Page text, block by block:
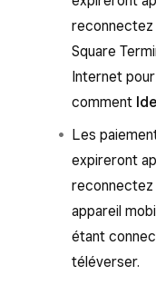
reconnectez
Square
Internet
comment
Les
expireront
reconnectez
appareil
étant
téléverser.